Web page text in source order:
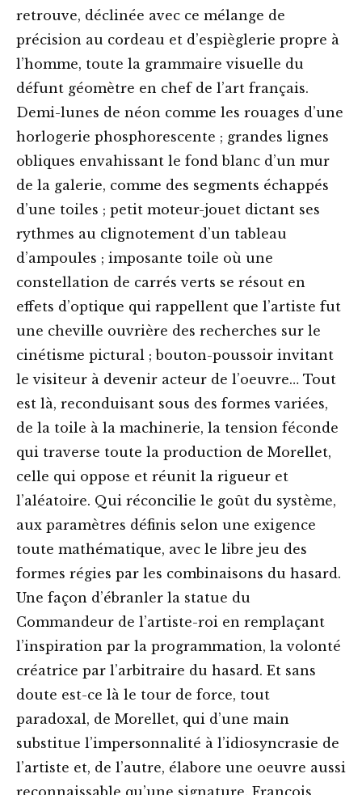
retrouve, déclinée avec ce mélange de
précision au cordeau et d’espièglerie propre à
l’homme, toute la grammaire visuelle du
défunt géomètre en chef de l’art français.
Demi-lunes de néon comme les rouages d’une
horlogerie phosphorescente ; grandes lignes
obliques envahissant le fond blanc d’un mur
de la galerie, comme des segments échappés
d’une toiles ; petit moteur-jouet dictant ses
rythmes au clignotement d’un tableau
d’ampoules ; imposante toile où une
constellation de carrés verts se résout en
effets d’optique qui rappellent que l’artiste fut
une cheville ouvrière des recherches sur le
cinétisme pictural ; bouton-poussoir invitant
le visiteur à devenir acteur de l’oeuvre… Tout
est là, reconduisant sous des formes variées,
de la toile à la machinerie, la tension féconde
qui traverse toute la production de Morellet,
celle qui oppose et réunit la rigueur et
l’aléatoire. Qui réconcilie le goût du système,
aux paramètres définis selon une exigence
toute mathématique, avec le libre jeu des
formes régies par les combinaisons du hasard.
Une façon d’ébranler la statue du
Commandeur de l’artiste-roi en remplaçant
l’inspiration par la programmation, la volonté
créatrice par l’arbitraire du hasard. Et sans
doute est-ce là le tour de force, tout
paradoxal, de Morellet, qui d’une main
substitue l’impersonnalité à l’idiosyncrasie de
l’artiste et, de l’autre, élabore une oeuvre aussi
reconnaissable qu’une signature. François